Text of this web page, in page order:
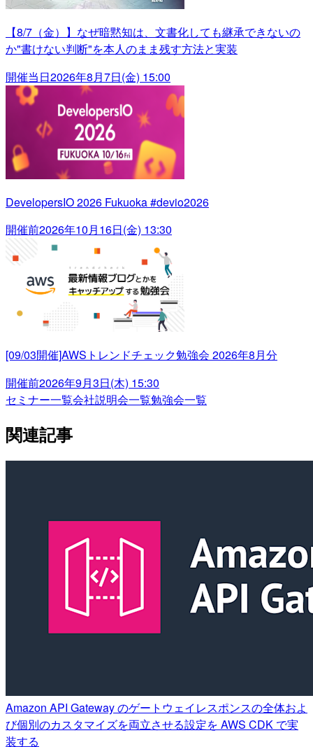
【8/7（金）】なぜ暗黙知は、文書化しても継承できないの
か"書けない判断"を本人のまま残す方法と実装
開催当日2026年8月7日(金) 15:00
DevelopersIO 2026 Fukuoka #devio2026
開催前2026年10月16日(金) 13:30
[09/03開催]AWSトレンドチェック勉強会 2026年8月分
開催前2026年9月3日(木) 15:30
セミナー一覧会社説明会一覧勉強会一覧
関連記事
Amazon API Gateway のゲートウェイレスポンスの全体およ
び個別のカスタマイズを両立させる設定を AWS CDK で実
装する